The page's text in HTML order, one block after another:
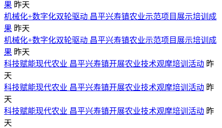
果 昨天
机械化+数字化双轮驱动 昌平兴寿镇农业示范项目展示培训成
果 昨天
机械化+数字化双轮驱动 昌平兴寿镇农业示范项目展示培训成
果 昨天
​科技赋能现代农业 昌平兴寿镇开展农业技术观摩培训活动 昨
天
​科技赋能现代农业 昌平兴寿镇开展农业技术观摩培训活动 昨
天
​科技赋能现代农业 昌平兴寿镇开展农业技术观摩培训活动 昨
天